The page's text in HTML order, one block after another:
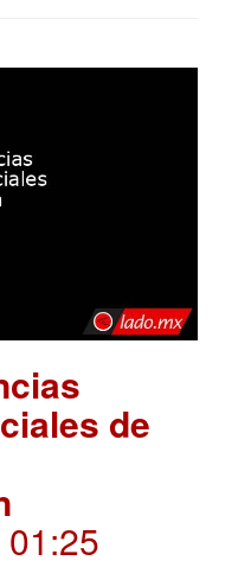
de
01:25